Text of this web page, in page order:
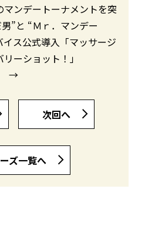
ンデートーナメントを突
”と “Ｍｒ．マンデー
イス公式導入「マッサージ
ーショット！」
→
次回へ
ズ一覧へ